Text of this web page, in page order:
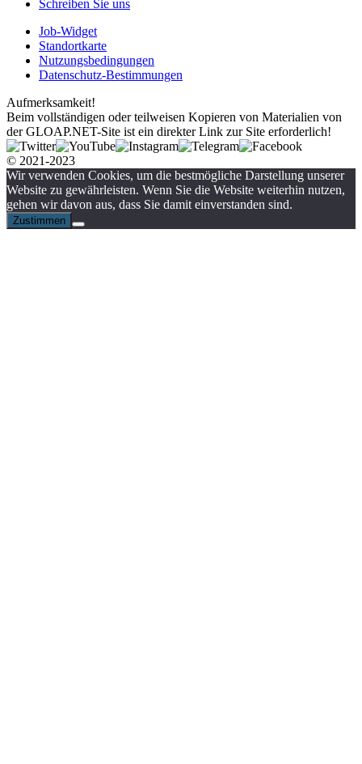
Schreiben Sie uns
Job-Widget
Standortkarte
Nutzungsbedingungen
Datenschutz-Bestimmungen
Aufmerksamkeit!
Beim vollständigen oder teilweisen Kopieren von Materialien von
der GLOAP.NET-Site ist ein direkter Link zur Site erforderlich!
© 2021-2023
Wir verwenden Cookies, um die bestmögliche Darstellung unserer
Website zu gewährleisten. Wenn Sie die Website weiterhin nutzen,
gehen wir davon aus, dass Sie damit einverstanden sind.
Zustimmen